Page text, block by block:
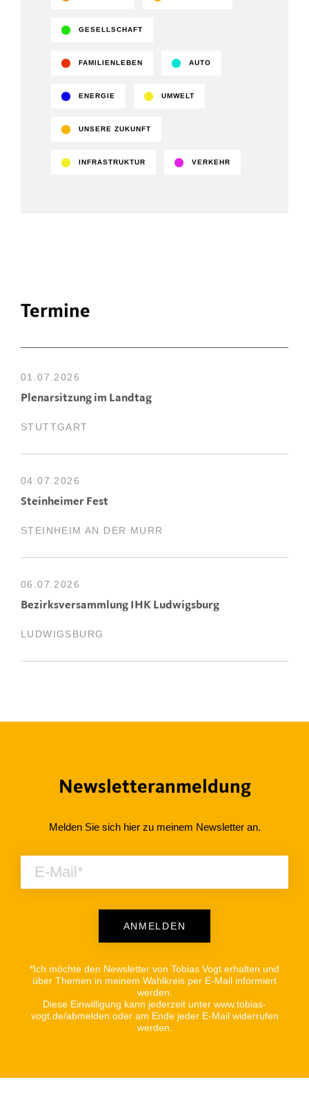
GESELLSCHAFT
FAMILIENLEBEN AUTO
ENERGIE UMWELT
UNSERE ZUKUNFT
INFRASTRUKTUR VERKEHR
Termine
01.07.2026
Plenarsitzung im Landtag
STUTTGART
04.07.2026
Steinheimer Fest
STEINHEIM AN DER MURR
06.07.2026
Bezirksversammlung IHK Ludwigsburg
LUDWIGSBURG
Newsletteranmeldung
Melden Sie sich hier zu meinem Newsletter an.
ANMELDEN
*Ich möchte den Newsletter von Tobias Vogt erhalten und
über Themen in meinem Wahlkreis per E-Mail informiert
werden.
Diese Einwilligung kann jederzeit unter www.tobias-
vogt.de/abmelden oder am Ende jeder E-Mail widerrufen
werden.